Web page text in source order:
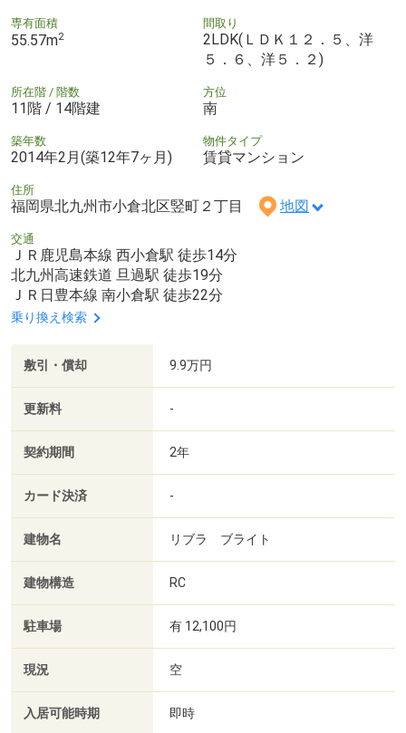
専有面積
55.57m2
間取り
2LDK(ＬＤＫ１２．５、洋
５．６、洋５．２)
所在階 / 階数
11階 / 14階建
方位
南
築年数
2014年2月(築12年7ヶ月)
物件タイプ
賃貸マンション
住所
福岡県北九州市小倉北区竪町２丁目 地図
交通
ＪＲ鹿児島本線 西小倉駅 徒歩14分
北九州高速鉄道 旦過駅 徒歩19分
ＪＲ日豊本線 南小倉駅 徒歩22分
乗り換え検索
敷引・償却 9.9万円
更新料 -
契約期間 2年
カード決済 -
建物名 リブラ ブライト
建物構造 RC
駐車場 有 12,100円
現況 空
入居可能時期 即時